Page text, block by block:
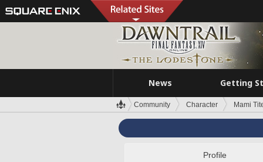
News Getting
Community Character Mami
Profile